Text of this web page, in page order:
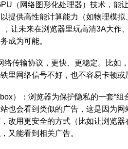
（网络图形化处理器）技术，能
提供高性能计算能力（如物理模
，让未来在浏览器里玩高清3A大作
成为可能。
络传输协议，更快、更稳定。比如
里网络信号不好，也不容易卡顿或
）：浏览器为保护隐私的一套“组
也会看到类似的广告，这是因为网
改用更安全的方式（比如让浏览
又能看到相关广告。